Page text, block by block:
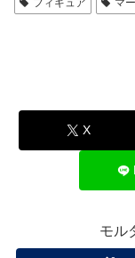
フィギュア
マ
X
モル